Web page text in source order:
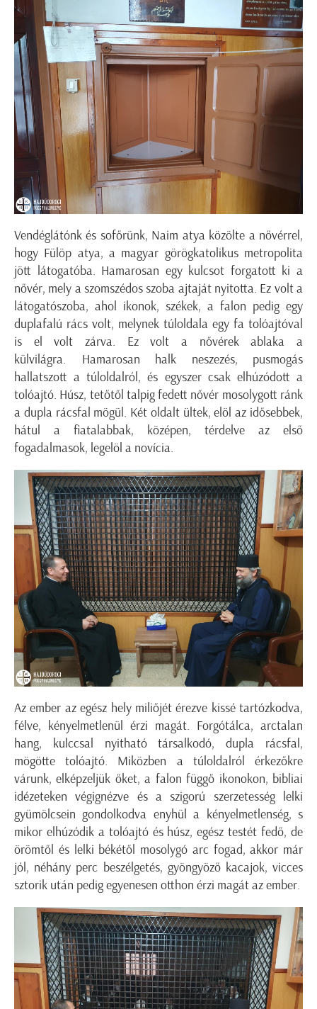
Vendéglátónk és sofőrünk, Naim atya közölte a nővérrel,
hogy Fülöp atya, a magyar görögkatolikus metropolita
jött látogatóba. Hamarosan egy kulcsot forgatott ki a
nővér, mely a szomszédos szoba ajtaját nyitotta. Ez volt a
látogatószoba, ahol ikonok, székek, a falon pedig egy
duplafalú rács volt, melynek túloldala egy fa tolóajtóval
is el volt zárva. Ez volt a nővérek ablaka a
külvilágra. Hamarosan halk neszezés, pusmogás
hallatszott a túloldalról, és egyszer csak elhúzódott a
tolóajtó. Húsz, tetőtől talpig fedett nővér mosolygott ránk
a dupla rácsfal mögül. Két oldalt ültek, elöl az idősebbek,
hátul a fiatalabbak, középen, térdelve az első
fogadalmasok, legelöl a novícia.
Az ember az egész hely miliőjét érezve kissé tartózkodva,
félve, kényelmetlenül érzi magát. Forgótálca, arctalan
hang, kulccsal nyitható társalkodó, dupla rácsfal,
mögötte tolóajtó. Miközben a túloldalról érkezőkre
várunk, elképzeljük őket, a falon függő ikonokon, bibliai
idézeteken végignézve és a szigorú szerzetesség lelki
gyümölcsein gondolkodva enyhül a kényelmetlenség, s
mikor elhúzódik a tolóajtó és húsz, egész testét fedő, de
örömtől és lelki békétől mosolygó arc fogad, akkor már
jól, néhány perc beszélgetés, gyöngyöző kacajok, vicces
sztorik után pedig egyenesen otthon érzi magát az ember.